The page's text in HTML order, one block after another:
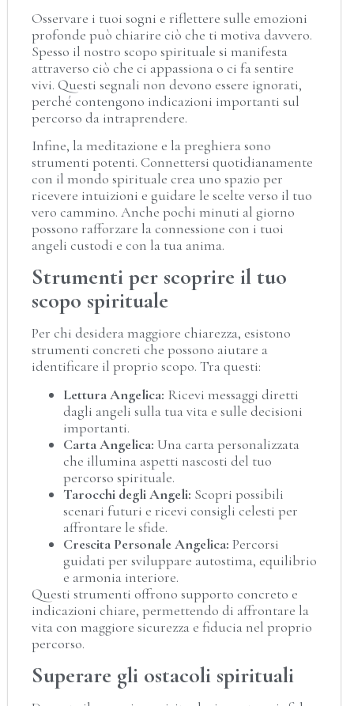
Osservare i tuoi sogni e riflettere sulle emozioni
profonde può chiarire ciò che ti motiva davvero.
Spesso il nostro scopo spirituale si manifesta
attraverso ciò che ci appassiona o ci fa sentire
vivi. Questi segnali non devono essere ignorati,
perché contengono indicazioni importanti sul
percorso da intraprendere.
Infine, la meditazione e la preghiera sono
strumenti potenti. Connettersi quotidianamente
con il mondo spirituale crea uno spazio per
ricevere intuizioni e guidare le scelte verso il tuo
vero cammino. Anche pochi minuti al giorno
possono rafforzare la connessione con i tuoi
angeli custodi e con la tua anima.
Strumenti per scoprire il tuo
scopo spirituale
Per chi desidera maggiore chiarezza, esistono
strumenti concreti che possono aiutare a
identificare il proprio scopo. Tra questi:
Lettura Angelica: Ricevi messaggi diretti
dagli angeli sulla tua vita e sulle decisioni
importanti.
Carta Angelica: Una carta personalizzata
che illumina aspetti nascosti del tuo
percorso spirituale.
Tarocchi degli Angeli: Scopri possibili
scenari futuri e ricevi consigli celesti per
affrontare le sfide.
Crescita Personale Angelica: Percorsi
guidati per sviluppare autostima, equilibrio
e armonia interiore.
Questi strumenti offrono supporto concreto e
indicazioni chiare, permettendo di affrontare la
vita con maggiore sicurezza e fiducia nel proprio
percorso.
Superare gli ostacoli spirituali